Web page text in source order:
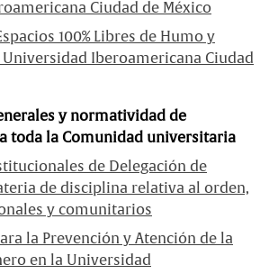
Ciudad de México
100% Libres de Humo y
Universidad Iberoamericana Ciudad
y normatividad de
toda la Comunidad universitaria
de Delegación de
de disciplina relativa al orden,
y comunitarios
la Prevención y Atención de la
en la Universidad